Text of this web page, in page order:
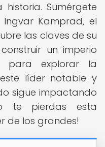
Sumérgete
Kamprad, el
las claves de su
un imperio
para explorar la
líder notable y
sigue impactando
te pierdas esta
de los grandes!